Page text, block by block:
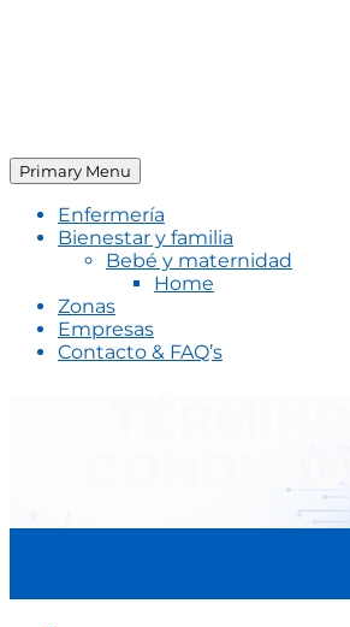
Primary Menu
Enfermería
Bienestar y familia
Bebé y maternidad
Home
Zonas
Empresas
Contacto & FAQ’s